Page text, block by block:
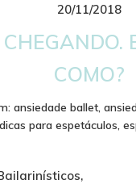
20/11/2018
COMO?
ansiedade ballet,
dicas para espetáculos,